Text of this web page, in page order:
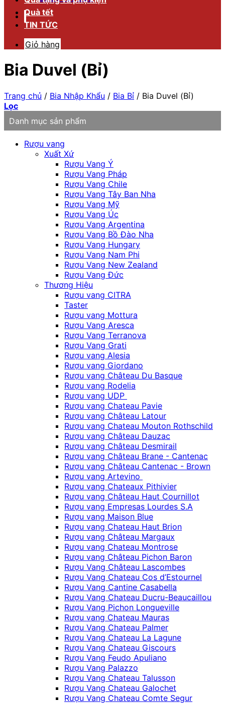
Quà tết
TIN TỨC
Giỏ hàng
Bia Duvel (Bỉ)
Trang chủ / Bia Nhập Khẩu / Bia Bỉ / Bia Duvel (Bỉ)
Lọc
Danh mục sản phẩm
Rượu vang
Xuất Xứ
Rượu Vang Ý
Rượu Vang Pháp
Rượu Vang Chile
Rượu Vang Tây Ban Nha
Rượu Vang Mỹ
Rượu Vang Úc
Rượu Vang Argentina
Rượu Vang Bồ Đào Nha
Rượu Vang Hungary
Rượu Vang Nam Phi
Rượu Vang New Zealand
Rượu Vang Đức
Thương Hiệu
Rượu vang CITRA
Taster
Rượu vang Mottura
Rượu Vang Aresca
Rượu Vang Terranova
Rượu Vang Grati
Rượu vang Alesia
Rượu vang Giordano
Rượu vang Château Du Basque
Rượu vang Rodelia
Rượu vang UDP
Rượu vang Chateau Pavie
Rượu vang Château Latour
Rượu vang Chateau Mouton Rothschild
Rượu vang Château Dauzac
Rượu vang Château Desmirail
Rượu vang Château Brane - Cantenac
Rượu vang Château Cantenac - Brown
Rượu vang Artevino
Rượu vang Chateaux Pithivier
Rượu vang Château Haut Cournillot
Rượu vang Empresas Lourdes S.A
Rượu vang Maison Blue
Rượu vang Chateau Haut Brion
Rượu vang Château Margaux
Rượu vang Chateau Montrose
Rượu vang Château Pichon Baron
Rượu Vang Château Lascombes
Rượu Vang Chateau Cos d’Estournel
Rượu Vang Cantine Casabella
Rượu Vang Chateau Ducru-Beaucaillou
Rượu Vang Pichon Longueville
Rượu vang Chateau Mauras
Rượu Vang Chateau Palmer
Rượu Vang Chateau La Lagune
Rượu Vang Chateau Giscours
Rượu Vang Feudo Apuliano
Rượu Vang Palazzo
Rượu Vang Chateau Talusson
Rượu Vang Chateau Galochet
Rượu Vang Chateau Comte Segur